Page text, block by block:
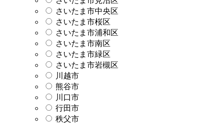
さいたま市中央区
さいたま市桜区
さいたま市浦和区
さいたま市南区
さいたま市緑区
さいたま市岩槻区
川越市
熊谷市
川口市
行田市
秩父市